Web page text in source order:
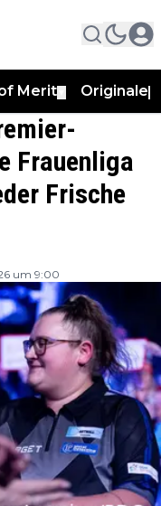
Merit Originale
Frauenliga
Frische
um 9:00